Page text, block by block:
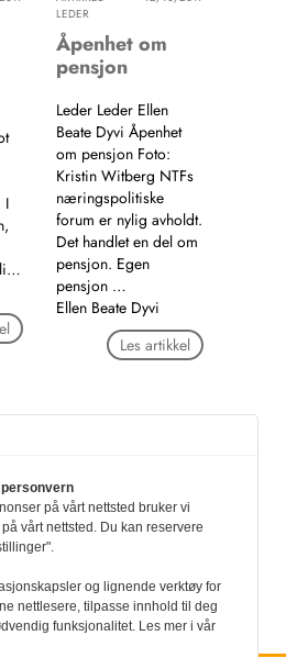
I
LEDER
Åpenhet om
pensjon
Leder Leder Ellen
Beate Dyvi Åpenhet
om pensjon Foto:
Kristin Witberg NTFs
næringspolitiske
forum er nylig avholdt.
Det handlet en del om
pensjon. Egen
pensjon …
Ellen Beate Dyvi
Les artikkel
på vårt nettsted bruker vi
vårt nettsted. Du kan reservere
og lignende verktøy for
nettlesere, tilpasse innhold til deg
funksjonalitet. Les mer i vår